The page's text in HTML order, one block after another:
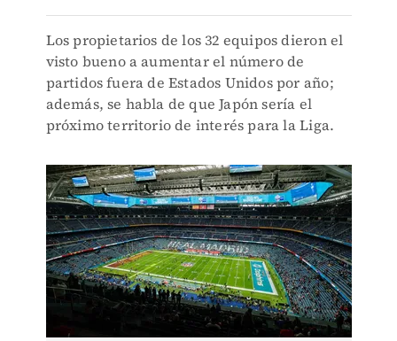
Los propietarios de los 32 equipos dieron el
visto bueno a aumentar el número de
partidos fuera de Estados Unidos por año;
además, se habla de que Japón sería el
próximo territorio de interés para la Liga.